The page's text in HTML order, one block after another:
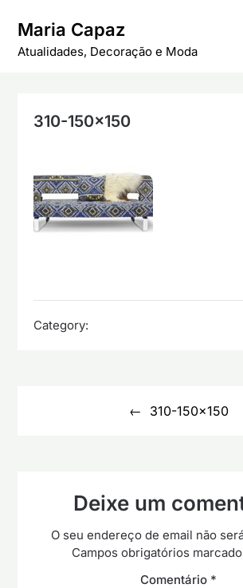
content
Maria Capaz
Atualidades, Decoração e Moda
310-150×150
Category:
310-150×150
Deixe um
O seu endereço de email não
Campos obrigatórios
Comentário *